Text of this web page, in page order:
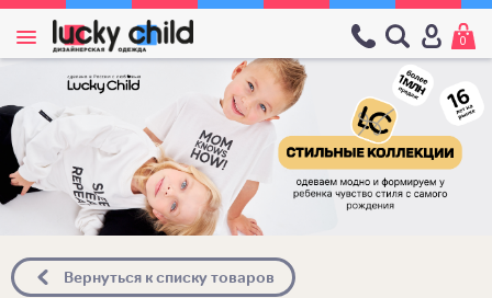
0
Вернуться к списку товаров